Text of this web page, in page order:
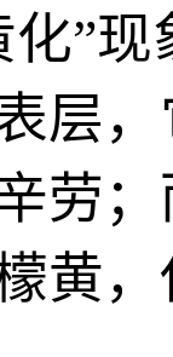
化”
层
劳
黄